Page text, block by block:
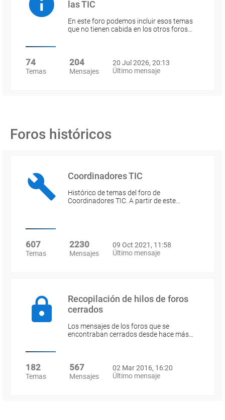
las TIC
En este foro podemos incluir esos temas
que no tienen cabida en los otros foros…
74
Temas
204
Mensajes
20 Jul 2026, 20:13
Último mensaje
Foros históricos
Coordinadores TIC
Histórico de temas del foro de
Coordinadores TIC. A partir de este…
607
Temas
2230
Mensajes
09 Oct 2021, 11:58
Último mensaje
Recopilación de hilos de foros
cerrados
Los mensajes de los foros que se
encontraban cerrados desde hace más…
182
Temas
567
Mensajes
02 Mar 2016, 16:20
Último mensaje